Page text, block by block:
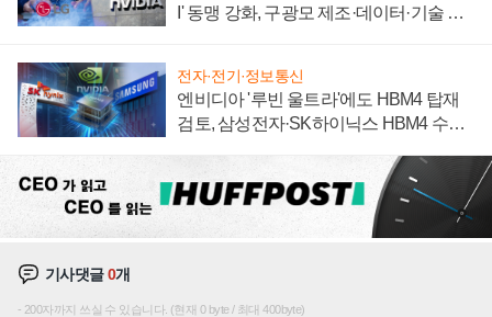
I' 동맹 강화, 구광모 제조·데이터·기술 결
전자·전기·정보통신
엔비디아 '루빈 울트라'에도 HBM4 탑재
검토, 삼성전자·SK하이닉스 HBM4 수율
기사댓글0개
200자까지 쓰실 수 있습니다. (현재 0 byte / 최대 400byte)